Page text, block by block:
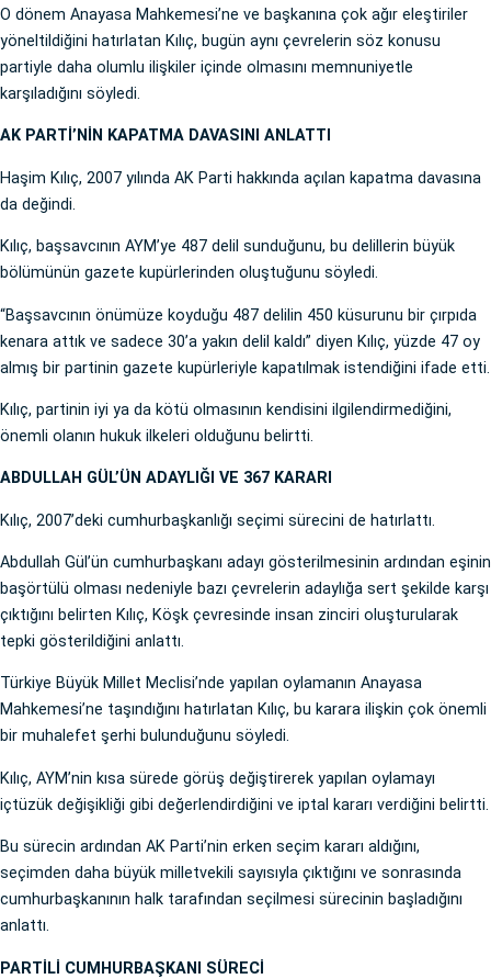
O dönem Anayasa Mahkemesi’ne ve başkanına çok ağır eleştiriler
yöneltildiğini hatırlatan Kılıç, bugün aynı çevrelerin söz konusu
partiyle daha olumlu ilişkiler içinde olmasını memnuniyetle
karşıladığını söyledi.
AK PARTİ’NİN KAPATMA DAVASINI ANLATTI
Haşim Kılıç, 2007 yılında AK Parti hakkında açılan kapatma davasına
da değindi.
Kılıç, başsavcının AYM’ye 487 delil sunduğunu, bu delillerin büyük
bölümünün gazete kupürlerinden oluştuğunu söyledi.
“Başsavcının önümüze koyduğu 487 delilin 450 küsurunu bir çırpıda
kenara attık ve sadece 30’a yakın delil kaldı” diyen Kılıç, yüzde 47 oy
almış bir partinin gazete kupürleriyle kapatılmak istendiğini ifade etti.
Kılıç, partinin iyi ya da kötü olmasının kendisini ilgilendirmediğini,
önemli olanın hukuk ilkeleri olduğunu belirtti.
ABDULLAH GÜL’ÜN ADAYLIĞI VE 367 KARARI
Kılıç, 2007’deki cumhurbaşkanlığı seçimi sürecini de hatırlattı.
Abdullah Gül’ün cumhurbaşkanı adayı gösterilmesinin ardından eşinin
başörtülü olması nedeniyle bazı çevrelerin adaylığa sert şekilde karşı
çıktığını belirten Kılıç, Köşk çevresinde insan zinciri oluşturularak
tepki gösterildiğini anlattı.
Türkiye Büyük Millet Meclisi’nde yapılan oylamanın Anayasa
Mahkemesi’ne taşındığını hatırlatan Kılıç, bu karara ilişkin çok önemli
bir muhalefet şerhi bulunduğunu söyledi.
Kılıç, AYM’nin kısa sürede görüş değiştirerek yapılan oylamayı
içtüzük değişikliği gibi değerlendirdiğini ve iptal kararı verdiğini belirtti.
Bu sürecin ardından AK Parti’nin erken seçim kararı aldığını,
seçimden daha büyük milletvekili sayısıyla çıktığını ve sonrasında
cumhurbaşkanının halk tarafından seçilmesi sürecinin başladığını
anlattı.
PARTİLİ CUMHURBAŞKANI SÜRECİ